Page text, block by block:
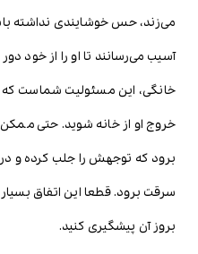
می‌زند، حس خوشایندی نداشته
آسیب می‌رسانند تا او را از خود
خانگی، این مسئولیت شماست که
خروج او از خانه شوید. حتی
برود که توجهش را جلب کرده و در
سرقت برود. قطعا این اتفاق
بروز آن پیشگیری کنید.